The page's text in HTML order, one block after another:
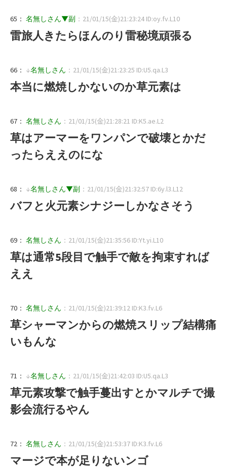
65： 名無しさん▼副 ：21/01/15(金)21:23:24 ID:oy.fv.L10
雷旅人きたらほんのり雷秘境頑張る
66： ↓名無しさん ：21/01/15(金)21:23:25 ID:U5.qa.L3
本当に燃焼しかないのか草元素は
67： 名無しさん ：21/01/15(金)21:28:21 ID:K5.ae.L2
草はアーマーをワンパンで破壊とかだ
ったらええのにな
68： ↓名無しさん▼副 ：21/01/15(金)21:32:57 ID:6y.l3.L12
バフと火元素シナジーしかなさそう
69： 名無しさん ：21/01/15(金)21:35:56 ID:Yt.yi.L10
草は通常5段目で触手で敵を拘束すれば
ええ
70： 名無しさん ：21/01/15(金)21:39:12 ID:K3.fv.L6
草シャーマンからの燃焼スリップ結構痛
いもんな
71： ↓名無しさん ：21/01/15(金)21:42:03 ID:U5.qa.L3
草元素攻撃で触手蔓出すとかマルチで撮
影会流行るやん
72： 名無しさん ：21/01/15(金)21:53:37 ID:K3.fv.L6
マージで本が足りないンゴ